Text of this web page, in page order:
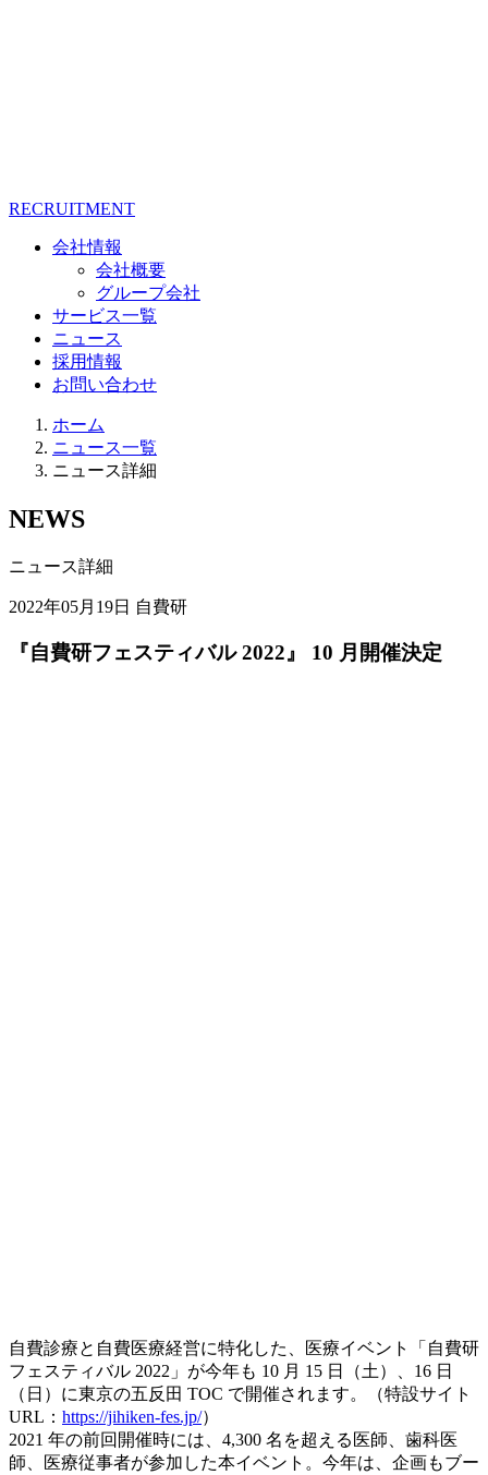
RECRUITMENT
会社情報
会社概要
グループ会社
サービス一覧
ニュース
採用情報
お問い合わせ
ホーム
ニュース一覧
ニュース詳細
NEWS
ニュース詳細
2022年05月19日 自費研
『自費研フェスティバル 2022』 10 月開催決定
自費診療と自費医療経営に特化した、医療イベント「自費研
フェスティバル 2022」が今年も 10 月 15 日（土）、16 日
（日）に東京の五反田 TOC で開催されます。（特設サイト
URL： https://jihiken-fes.jp/）
2021 年の前回開催時には、4,300 名を超える医師、歯科医
師、医療従事者が参加した本イベント。今年は、企画もブー